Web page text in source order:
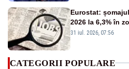
Eurostat:
2026 la 6,3% în
31 iul. 2026, 07:56
CATEGORII POPULARE